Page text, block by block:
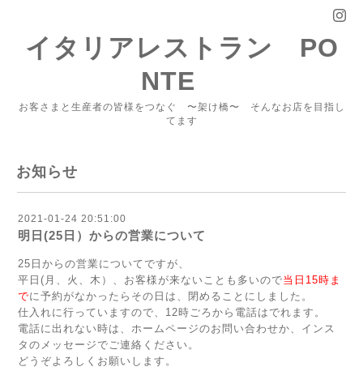
イタリアレストラン PO
NTE
お客さまと生産者の皆様をつなぐ 〜架け橋〜 そんなお店を目指し
てます
お知らせ
2021-01-24 20:51:00
明日(25日）からの営業について
25日からの営業についてですが、
平日(月、火、木）、お客様が来ないことも多いので当日15時ま
でに予約がなかったらその日は、閉めることにしました。
仕入れに行っていますので、12時ごろから電話はでれます。
電話に出れない時は、ホームページのお問い合わせか、インス
タのメッセージでご連絡ください。
どうぞよろしくお願いします。